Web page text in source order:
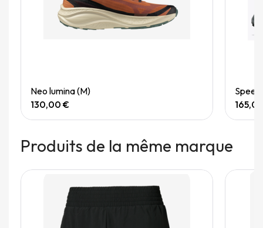
Neo lumina (M)
130,00 €
Produits de la même marque